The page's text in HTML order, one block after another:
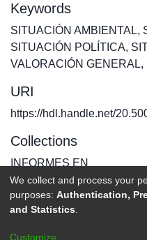
Keywords
SITUACIÓN AMBIENTAL,
SITUACIÓN POLÍTICA,
VALORACIÓN GENERAL,
URI
https://hdl.handle.net/
Collections
INFORMES EN
Full item page
DSpace software
We collect and process your
purposes: Authentication,
and Statistics
Customize